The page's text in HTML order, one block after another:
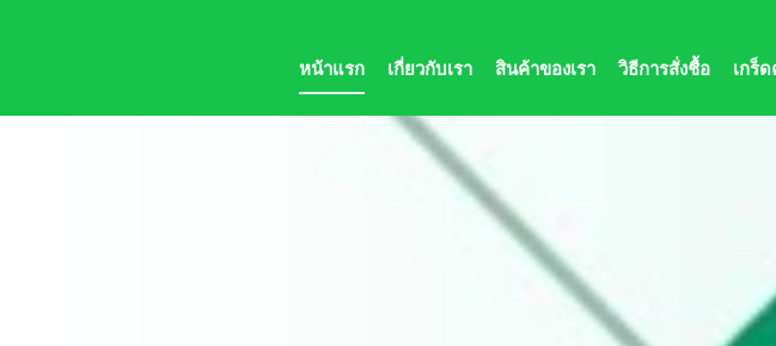
หน้าแรก เกี่ยวกับเรา สินค้าของเรา วิธีการสั่งชื้อ เกร็